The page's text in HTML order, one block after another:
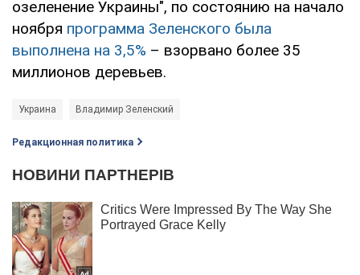
озеленение Украины", по состоянию на начало
ноября программа Зеленского была
выполнена на 3,5% – взорвано более 35
миллионов деревьев.
Украина Владимир Зеленский
Редакционная политика